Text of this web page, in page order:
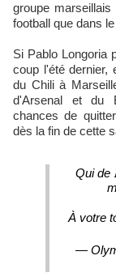
groupe
football que dans
Si Pablo Longoria
coup l'été dernier,
du Chili à
d'Arsenal et du
chances de
dès la fin de cette
Qui de
À votre
—